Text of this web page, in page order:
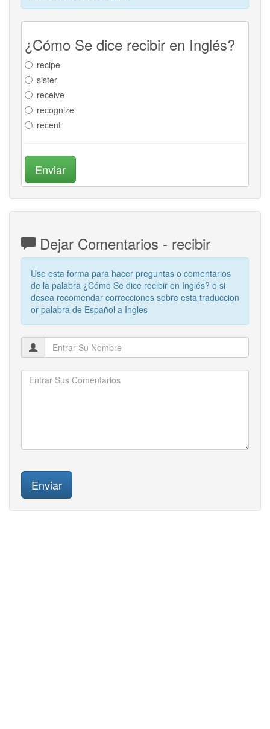
¿Cómo Se dice recibir en Inglés?
recipe
sister
receive
recognize
recent
Enviar
Dejar Comentarios - recibir
Use esta forma para hacer preguntas o comentarios
de la palabra ¿Cómo Se dice recibir en Inglés? o si
desea recomendar correcciones sobre esta traduccion
or palabra de Español a Ingles